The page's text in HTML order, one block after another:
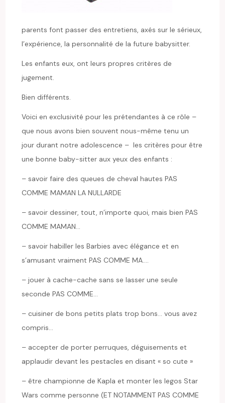
parents font passer des entretiens, axés sur le sérieux,
l’expérience, la personnalité de la future babysitter.
Les enfants eux, ont leurs propres critères de
jugement.
Bien différents.
Voici en exclusivité pour les prétendantes à ce rôle –
que nous avons bien souvent nous-même tenu un
jour durant notre adolescence – les critères pour être
une bonne baby-sitter aux yeux des enfants :
– savoir faire des queues de cheval hautes PAS
COMME MAMAN LA NULLARDE
– savoir dessiner, tout, n’importe quoi, mais bien PAS
COMME MAMAN…
– savoir habiller les Barbies avec élégance et en
s’amusant vraiment PAS COMME MA….
– jouer à cache-cache sans se lasser une seule
seconde PAS COMME…
– cuisiner de bons petits plats trop bons… vous avez
compris…
– accepter de porter perruques, déguisements et
applaudir devant les pestacles en disant « so cute »
– être championne de Kapla et monter les legos Star
Wars comme personne (ET NOTAMMENT PAS COMME